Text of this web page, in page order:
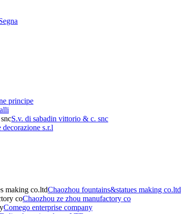
principe
S.v. di sabadin vittorio & c. snc
decorazione s.r.l
Chaozhou fountains&statues making co.ltd
Chaozhou ze zhou manufactory co
Comego enterprise company